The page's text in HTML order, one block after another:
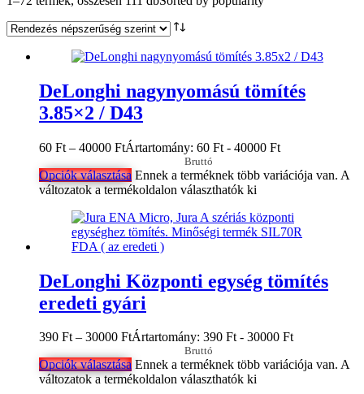
DeLonghi nagynyomású tömítés
3.85×2 / D43
60 Ft – 40000 FtÁrtartomány: 60 Ft - 40000 Ft
Bruttó
Opciók választása Ennek a terméknek több variációja van. A
változatok a termékoldalon választhatók ki
DeLonghi Központi egység tömítés
eredeti gyári
390 Ft – 30000 FtÁrtartomány: 390 Ft - 30000 Ft
Bruttó
Opciók választása Ennek a terméknek több variációja van. A
változatok a termékoldalon választhatók ki